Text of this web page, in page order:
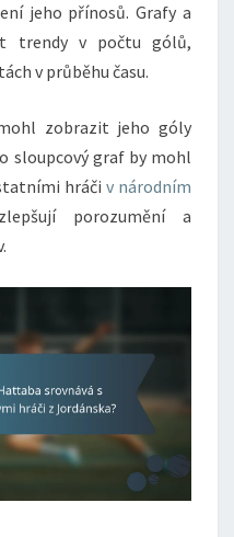
jeho přínosů. Grafy a
trendy v počtu gólů,
v průběhu času.
zobrazit jeho góly
sloupcový graf by mohl
hráčiv národním
porozumění a